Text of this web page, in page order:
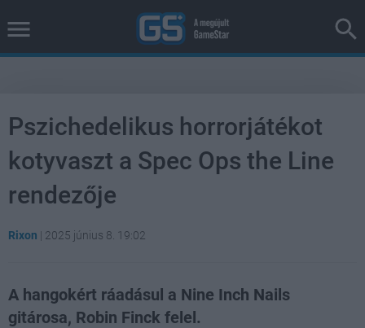
Pszichedelikus horrorjátékot
kotyvaszt a Spec Ops the Line
rendezője
Rixon | 2025 június 8. 19:02
A hangokért ráadásul a Nine Inch Nails
gitárosa, Robin Finck felel.